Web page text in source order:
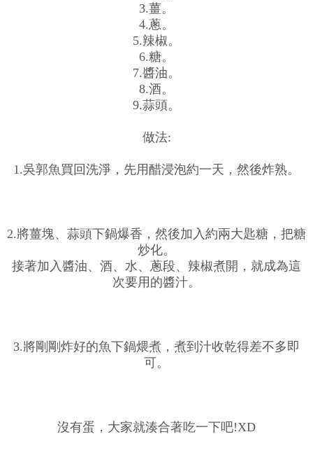
3.薑。
4.蔥。
5.辣椒。
6.糖。
7.醬油。
8.酒。
9.蒜頭。
做法:
1.吳郭魚買回洗淨，先用醋浸泡約一天，然後炸熟。
2.將薑塊、蒜頭下鍋爆香，然後加入約兩大匙糖，把糖
炒化。
接著加入醬油、酒、水、蔥段、辣椒煮開，就成為這
次要用的醬汁。
3.將剛剛炸好的魚下鍋煨煮，煮到汁收乾得差不多即
可。
沒有蛋，大家就湊合著吃一下吧!XD